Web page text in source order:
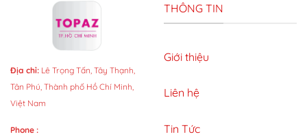
Địa chỉ: Lê Trọng Tấn, Tây Thạnh,
Tân Phú, Thành phố Hồ Chí Minh,
Việt Nam
Phone :
THÔNG TIN
Giới thiệu
Liên hệ
Tin Tức